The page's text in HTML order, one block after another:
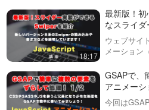
今回は、フ
アニメーシ
18:17
最新版！
なスライ
イパー）
アニメー
ウェブサイ
メーション
ら実装する
するような
GSAPで、
アニメー
う！全２
今回は